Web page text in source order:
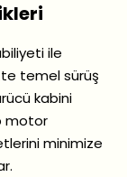
ile
temel sürüş
kabini
motor
minimize